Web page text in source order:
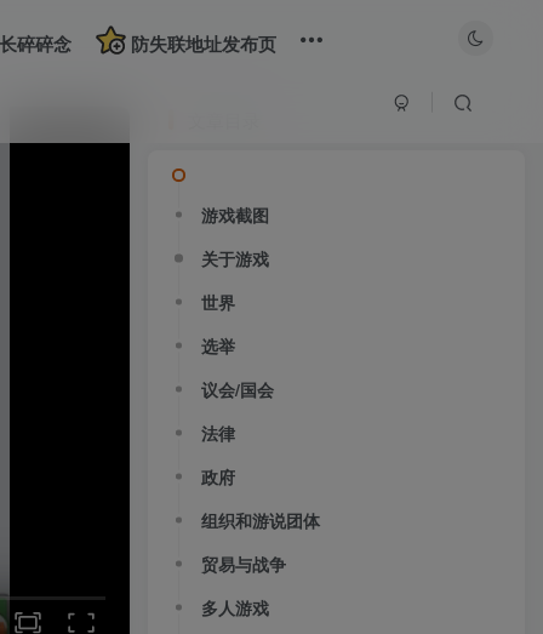
碎碎念 防失联地址发布页
游戏截图
关于游戏
世界
选举
议会/国会
法律
政府
组织和游说团体
贸易与战争
多人游戏
大部分游戏解压安装问题可通过网站首页运行教程排查解决